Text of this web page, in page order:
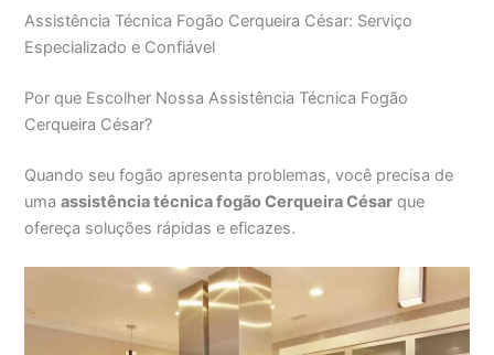
Assistência Técnica Fogão Cerqueira César: Serviço
Especializado e Confiável
Por que Escolher Nossa Assistência Técnica Fogão
Cerqueira César?
Quando seu fogão apresenta problemas, você precisa de
umaassistência técnica fogão Cerqueira César que
ofereça soluções rápidas e eficazes.